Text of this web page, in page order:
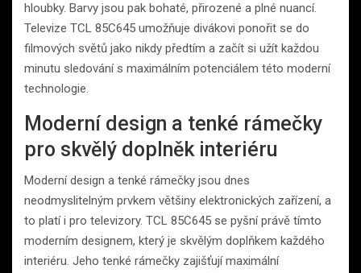
hloubky. Barvy jsou pak bohaté, přirozené a plné nuancí.
Televize TCL 85C645 umožňuje divákovi ponořit se do
filmových světů jako nikdy předtím a začít si užít každou
minutu sledování s maximálním potenciálem této moderní
technologie.
Moderní design a tenké rámečky
pro skvělý doplněk interiéru
Moderní design a tenké rámečky jsou dnes
neodmyslitelným prvkem většiny elektronických zařízení, a
to platí i pro televizory. TCL 85C645 se pyšní právě tímto
moderním designem, který je skvělým doplňkem každého
interiéru. Jeho tenké rámečky zajišťují maximální